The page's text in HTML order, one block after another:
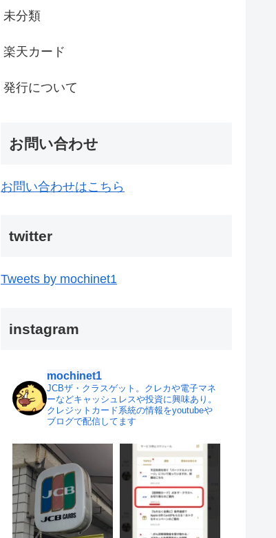
未分類
楽天カード
発行について
お問い合わせ
お問い合わせはこちら
twitter
Tweets by mochinet1
instagram
mochinet1
JCBザ・クラスゲット。クレカや電子マネ
ーなどキャッシュレスや投資に興味あり。
クレジットカード系統の情報をyoutubeや
ブログで配信してます